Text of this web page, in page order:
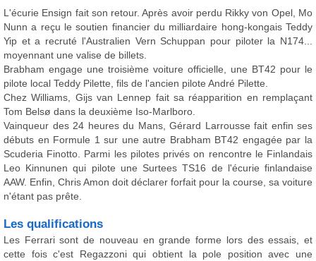
L'écurie Ensign fait son retour. Après avoir perdu Rikky von Opel, Mo
Nunn a reçu le soutien financier du milliardaire hong-kongais Teddy
Yip et a recruté l'Australien Vern Schuppan pour piloter la N174...
moyennant une valise de billets.
Brabham engage une troisième voiture officielle, une BT42 pour le
pilote local Teddy Pilette, fils de l'ancien pilote André Pilette.
Chez Williams, Gijs van Lennep fait sa réapparition en remplaçant
Tom Belsø dans la deuxième Iso-Marlboro.
Vainqueur des 24 heures du Mans, Gérard Larrousse fait enfin ses
débuts en Formule 1 sur une autre Brabham BT42 engagée par la
Scuderia Finotto. Parmi les pilotes privés on rencontre le Finlandais
Leo Kinnunen qui pilote une Surtees TS16 de l'écurie finlandaise
AAW. Enfin, Chris Amon doit déclarer forfait pour la course, sa voiture
n'étant pas prête.
Les qualifications
Les Ferrari sont de nouveau en grande forme lors des essais, et
cette fois c'est Regazzoni qui obtient la pole position avec une